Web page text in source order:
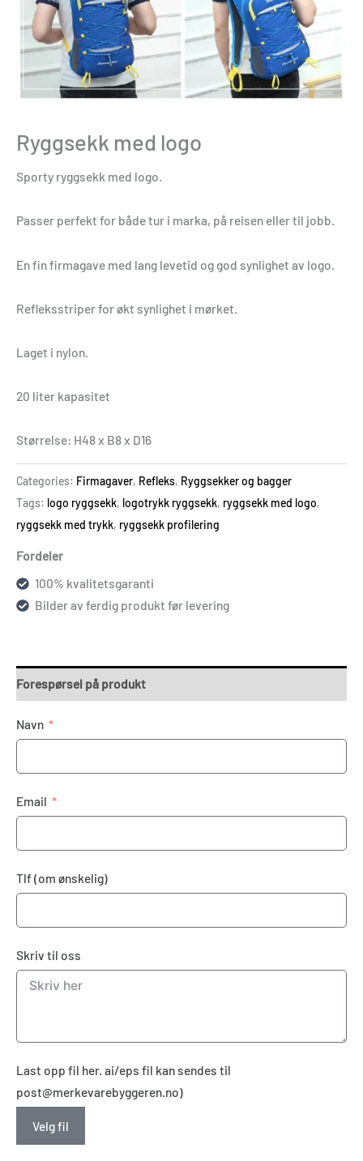
Ryggsekk med logo
Sporty ryggsekk med logo.
Passer perfekt for både tur i marka, på reisen eller til jobb.
En fin firmagave med lang levetid og god synlighet av logo.
Refleksstriper for økt synlighet i mørket.
Laget i nylon.
20 liter kapasitet
Størrelse: H48 x B8 x D16
Categories: Firmagaver, Refleks, Ryggsekker og bagger
Tags: logo ryggsekk, logotrykk ryggsekk, ryggsekk med logo,
ryggsekk med trykk, ryggsekk profilering
Fordeler
100% kvalitetsgaranti
Bilder av ferdig produkt før levering
Forespørsel på produkt
Navn
Email
Tlf (om ønskelig)
Skriv til oss
Last opp fil her. ai/eps fil kan sendes til
post@merkevarebyggeren.no)
Velg fil